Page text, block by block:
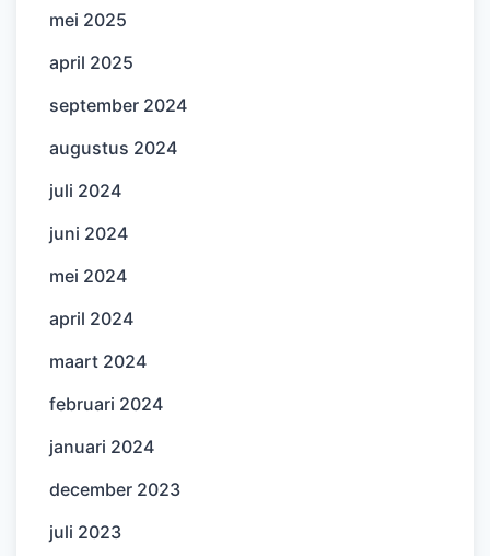
mei 2025
april 2025
september 2024
augustus 2024
juli 2024
juni 2024
mei 2024
april 2024
maart 2024
februari 2024
januari 2024
december 2023
juli 2023